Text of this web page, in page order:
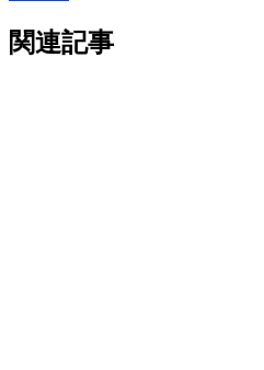
関連記事